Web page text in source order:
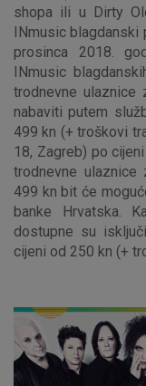
shopa ili u Dirty
INmusic blagdanski
prosinca 2018.
INmusic
trodnevne
nabaviti putem
499 kn (+ troškovi
18, Zagreb) po
trodnevne
499 kn bit će
banke Hrvatska.
dostupne su
cijeni od 250 kn (+
Nužni
Ovi kolačići nužni
ne mogu se
postavljaju kao
za uslugama, kao
možete postaviti
identificirati.
Detaljnije